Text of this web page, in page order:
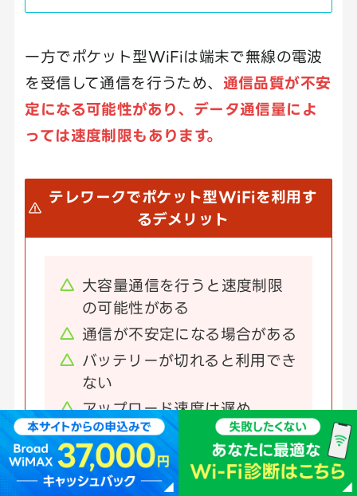
一方でポケット型WiFiは端末で無線の電波
を受信して通信を行うため、 通信品質が不安
定になる可能性があり、データ通信量によ
っては速度制限もあります。
テレワークでポケット型WiFiを利用す
るデメリット
大容量通信を行うと速度制限
の可能性がある
通信が不安定になる場合がある
バッテリーが切れると利用でき
ない
アップロード速度は遅め
大人数でのシェアは向いてい
ない